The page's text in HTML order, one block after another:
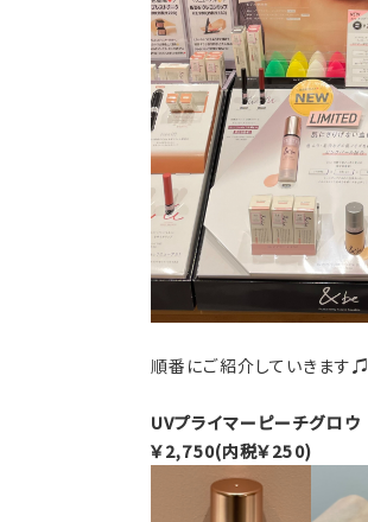
順番にご紹介していきます♫
UVプライマーピーチグロウ
￥2,750(内税￥250)